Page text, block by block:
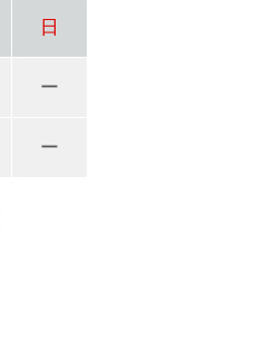
日
ー
ー